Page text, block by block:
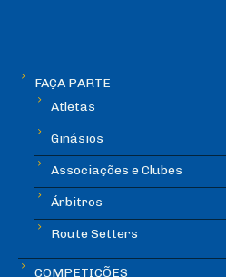
FAÇA PARTE
Atletas
Ginásios
Associações e Clubes
Árbitros
Route Setters
COMPETIÇÕES